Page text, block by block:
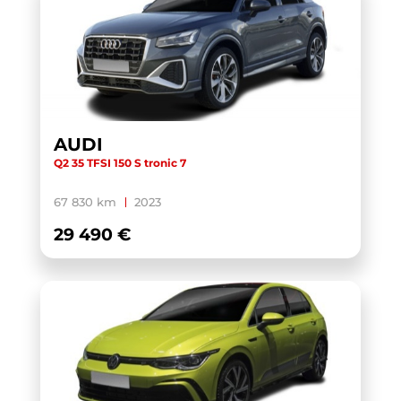
V60 BUSINESS (1)
WRANGLER (1)
X-TRAIL (1)
X1 F48 LCI (1)
X1 U11 (1)
YARIS HYBRIDE MY22
AUDI
Q2 35 TFSI 150 S tronic 7
67 830 km 2023
29 490 €